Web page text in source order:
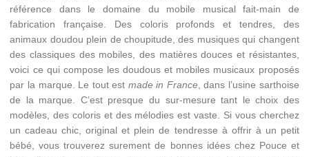
référence dans le domaine du mobile musical fait-main de
fabrication française. Des coloris profonds et tendres, des
animaux doudou plein de choupitude, des musiques qui changent
des classiques des mobiles, des matières douces et résistantes,
voici ce qui compose les doudous et mobiles musicaux proposés
par la marque. Le tout est made in France, dans l’usine sarthoise
de la marque. C’est presque du sur-mesure tant le choix des
modèles, des coloris et des mélodies est vaste. Si vous cherchez
un cadeau chic, original et plein de tendresse à offrir à un petit
bébé, vous trouverez surement de bonnes idées chez Pouce et